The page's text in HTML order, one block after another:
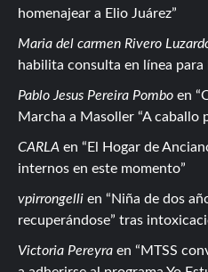
homenajear a Elio Juárez
Maria del carmen Rivero
habilita consulta en línea
Pablo Jesus Pereira Pombo en
Marcha a Masoller “A caballo
CARLA en
El Hogar de
internos en este momento
vpirrongelli en
Niña de dos
recuperándose” tras
Victoria Pereyra en
MTSS